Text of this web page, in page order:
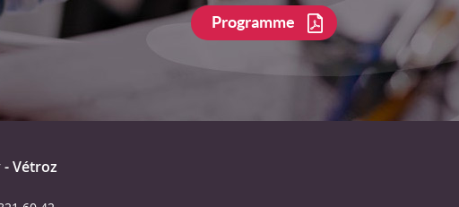
Programme
Vétroz